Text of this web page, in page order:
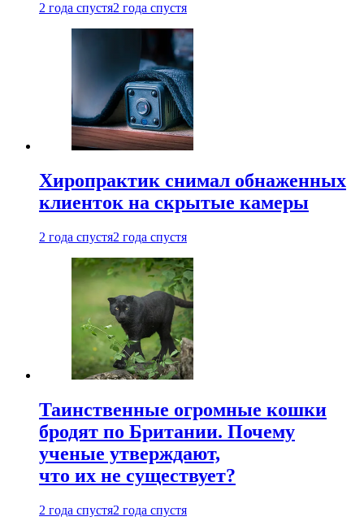
2 года спустя2 года спустя
Хиропрактик снимал обнаженных
клиенток на скрытые камеры
2 года спустя2 года спустя
Таинственные огромные кошки
бродят по Британии. Почему
ученые утверждают,
что их не существует?
2 года спустя2 года спустя